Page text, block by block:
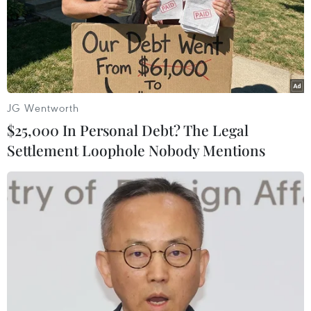
Afghanistan, nguy cơ tái xuấtcủa cựu Tổng
thống Nga Vladimir Putin với chủ trương chống
phương Tây, hướng đimới trong cuộc chiến
chống khủng bố sau cái chết của trùm khủng bố
Osama binLaden, hợp tác trên mặt trận kinh
tế...
Mối “quan hệ đặc biệt” giữa Mỹ và Anh đã
không còn bị chi phối bởi “học thuyếtBush-
Blair,” áp đặt chủ nghĩa bá quyền phương Tây
trong các vấn đề quốc tế. Đơngiản bởi cuộc
khủng hoảng kinh tế khiến cả hai không còn
dồi dào nguồn lực nhưtrước. Nhưng về bản
chất, động lực của mối quan hệ này vẫn là lấy
lợi ích quốcgia làm đầu, mà không nhìn nhận
khách quan đặc thù của các quốc gia khác.
JG Wentworth
$25,000 In Personal Debt? The Legal
Settlement Loophole Nobody Mentions